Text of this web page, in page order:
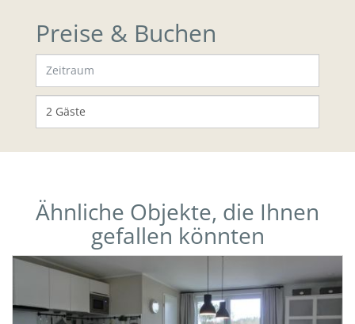
Preise & Buchen
Ähnliche Objekte, die Ihnen
gefallen könnten